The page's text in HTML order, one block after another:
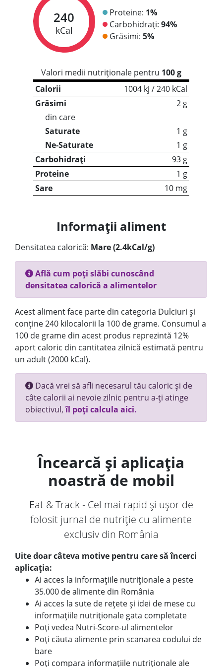
240
kCal
Proteine: 1%
Carbohidrați: 94%
Grăsimi: 5%
Valori medii nutriționale pentru 100 g
Calorii
1004 kj / 240 kCal
Grăsimi
2 g
din care
Saturate
1 g
Ne-Saturate
1 g
Carbohidrați
93 g
Proteine
1 g
Sare
10 mg
Informații aliment
Densitatea calorică: Mare (2.4kCal/g)
Află cum poți slăbi cunoscând
densitatea calorică a alimentelor
Acest aliment face parte din categoria Dulciuri și
conține 240 kilocalorii la 100 de grame. Consumul a
100 de grame din acest produs reprezintă 12%
aport caloric din cantitatea zilnică estimată pentru
un adult (2000 kCal).
Dacă vrei să afli necesarul tău caloric și de
câte calorii ai nevoie zilnic pentru a-ți atinge
obiectivul,îl poți calcula aici.
Încearcă și aplicația
noastră de mobil
Eat & Track - Cel mai rapid și ușor de
folosit jurnal de nutriție cu alimente
exclusiv din România
Uite doar câteva motive pentru care să încerci
aplicația:
Ai acces la informațiile nutriționale a peste
35.000 de alimente din România
Ai acces la sute de rețete și idei de mese cu
informațiile nutriționale gata completate
Poți vedea Nutri-Score-ul alimentelor
Poți căuta alimente prin scanarea codului de
bare
Poți compara informațiile nutriționale ale